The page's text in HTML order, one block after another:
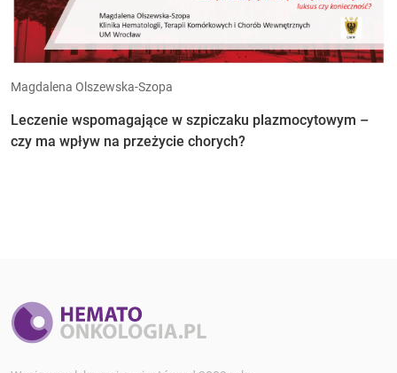
Magdalena Olszewska-Szopa
Leczenie wspomagające w szpiczaku plazmocytowym –
czy ma wpływ na przeżycie chorych?